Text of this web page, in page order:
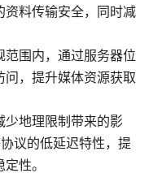
资料传输安全，同时减
围内，通过服务器位
，提升媒体资源获取
少地理限制带来的影
议的低延迟特性，提
性。